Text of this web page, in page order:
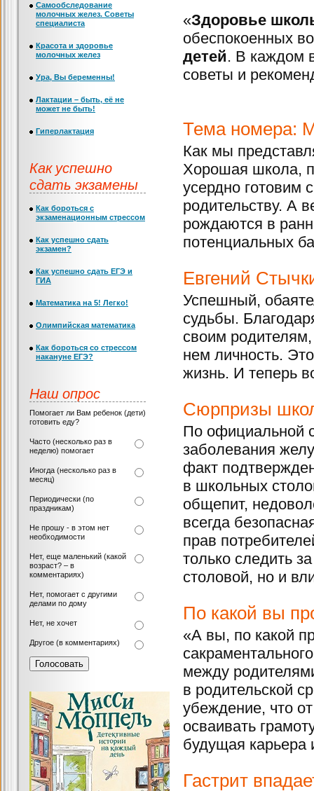
«Здоровье
обеспокоенных
детей. В каждом
советы и
Тема номера:
Как мы
Хорошая школа,
усердно готовим
родительству. А
рождаются в
потенциальных
Евгений
Успешный,
судьбы.
своим
нем личность.
жизнь. И теперь
Сюрпризы
По официальной
заболевания
факт
в школьных
общепит,
всегда
прав
только следить
столовой, но и
По какой вы
«А вы, по какой
между
в родительской
убеждение, что
осваивать
будущая карьера
Гастрит
Самообследование
молочных желез. Советы
специалиста
Красота и здоровье
молочных желез
Ура, Вы беременны!
Лактации – быть, её не
может не быть!
Гиперлактация
Как успешно
сдать экзамены
Как бороться с
экзаменационным стрессом
Как успешно сдать
экзамен?
Как успешно сдать ЕГЭ и
ГИА
Математика на 5! Легко!
Олимпийская математика
Как бороться со стрессом
накануне ЕГЭ?
Наш опрос
Помогает ли Вам ребенок (дети)
готовить еду?
Часто (несколько раз в
неделю) помогает
Иногда (несколько раз в
месяц)
Периодически (по
праздникам)
Не прошу - в этом нет
необходимости
Нет, еще маленький (какой
возраст? – в
комментариях)
Нет, помогает с другими
делами по дому
Нет, не хочет
Другое (в комментариях)